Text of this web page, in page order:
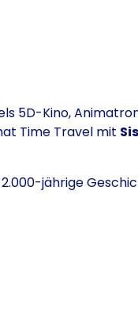
5D-Kino,
Time Travel mit
jährige